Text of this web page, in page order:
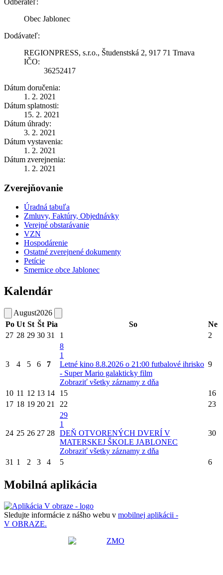
Obec Jablonec
Dodávateľ:
REGIONPRESS, s.r.o., Študenstská 2, 917 71 Trnava
IČO:
36252417
Dátum doručenia:
1. 2. 2021
Dátum splatnosti:
15. 2. 2021
Dátum úhrady:
3. 2. 2021
Dátum vystavenia:
1. 2. 2021
Dátum zverejnenia:
1. 2. 2021
Zverejňovanie
Úradná tabuľa
Zmluvy, Faktúry, Objednávky
Verejné obstarávanie
VZN
Hospodárenie
Ostatné zverejnené dokumenty
Petície
Smernice obce Jablonec
Kalendár
August2026
Po Ut St Št Pia So
Ne
27 28 29 30 31 1 2
3 4 5 6 7
8
1
Letné kino 8.8.2026 o 21:00 futbalové ihrisko
- Super Mario galakticky film
Zobraziť všetky záznamy z dňa
9
10 11 12 13 14 15
16
17 18 19 20 21 22 23
24 25 26 27 28
29
1
DEŇ OTVORENÝCH DVERÍ V
MATERSKEJ ŠKOLE JABLONEC
Zobraziť všetky záznamy z dňa
30
31 1 2 3 4 5 6
Mobilná aplikácia
Sledujte informácie z nášho webu v mobilnej aplikácii -
V OBRAZE.